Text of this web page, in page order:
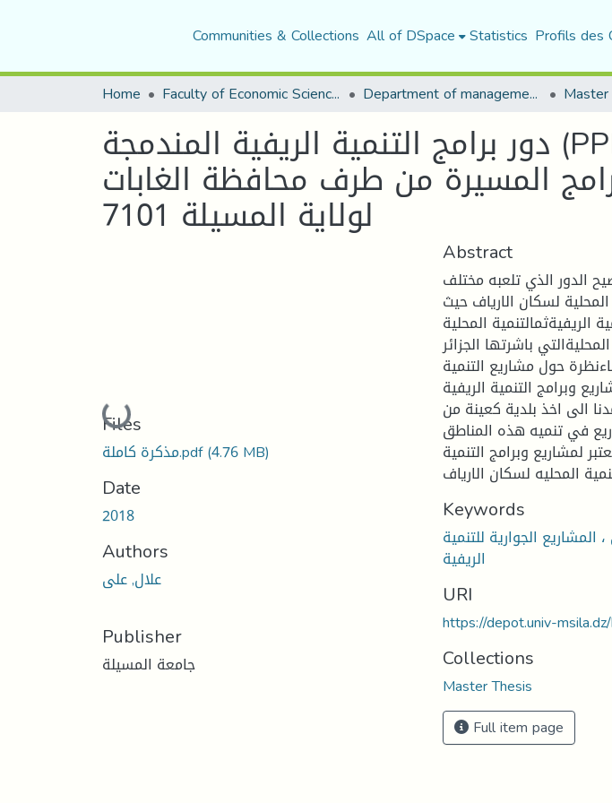
Communities & Collections All of DSpace Statistics Profils des
Home Faculty of Economic Sciences, Commerce and Management Sciences Department of management sciences
دور برامج التنمية الريفية المندمجة (PPDRI ) في دعم التنمية المحلية في
- 7102 حالة البرامج المسيرة من طرف محافظة الغابات
لولاية المسيلة 7101
Loading...
Files
مذكرة كاملة.pdf(4.76 MB)
Date
2018
Authors
علال, على
Publisher
جامعة المسيلة
Abstract
الدور الذي تلعبه مختلف
لسكان الارياف حيث
الريفيةثمالتنمية المحلية
باشرتها الجزائر.
حول مشاريع التنمية
وبرامج التنمية الريفية
الى اخذ بلدية كعينة من
في تنميه هذه المناطق .
لمشاريع وبرامج التنمية
Keywords
المشاريع الجوارية للتنمية
الريفية
URI
https://depot.univ-
Collections
Master Thesis
Full item page